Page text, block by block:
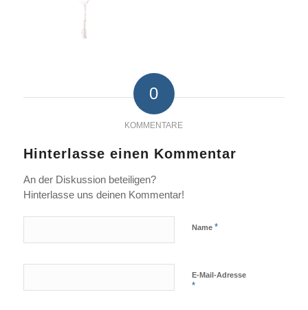
0
KOMMENTARE
Hinterlasse einen Kommentar
An der Diskussion beteiligen?
Hinterlasse uns deinen Kommentar!
Name *
E-Mail-Adresse
*